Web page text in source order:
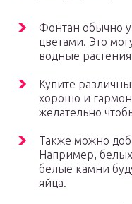
Фонтан обычно
цветами. Это
водные
Купите
хорошо и
желательно
Также можно
Например,
белые камни
яйца.